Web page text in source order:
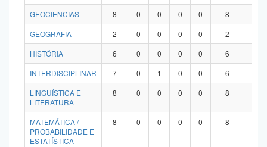
GEOCIÊNCIAS
8 0 0 0 0 8
GEOGRAFIA
2 0 0 0 0 2
HISTÓRIA
6 0 0 0 0 6
INTERDISCIPLINAR
7 0 1 0 0 6
LINGUÍSTICA E
LITERATURA
8 0 0 0 0 8
MATEMÁTICA /
PROBABILIDADE E
ESTATÍSTICA
8 0 0 0 0 8